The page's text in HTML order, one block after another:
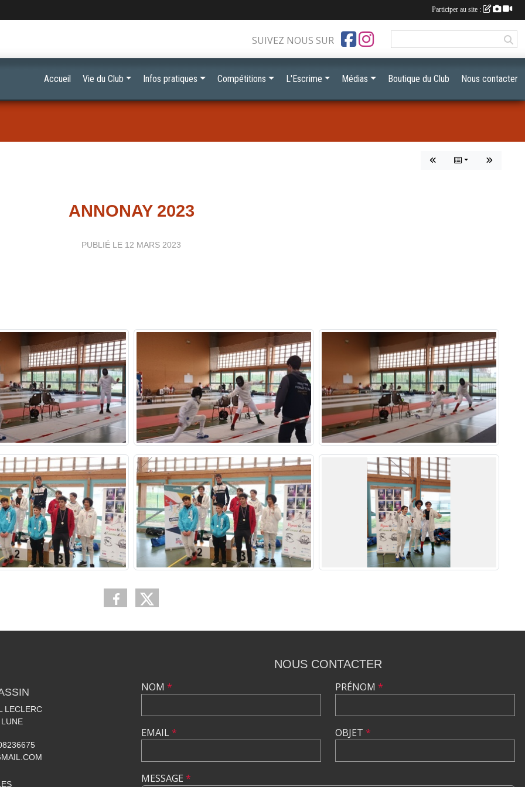
ANNONAY 2023
PUBLIÉ LE 12 MARS 2023
SUIVEZ NOUS SUR
Accueil Vie du Club Infos pratiques Compétitions L'Escrime Médias Boutique du Club Nous contacter
LECLERC
NOUS CONTACTER
NOM *
EMAIL*
PRÉNOM *
OBJET *
MESSAGE *
Participer au site :